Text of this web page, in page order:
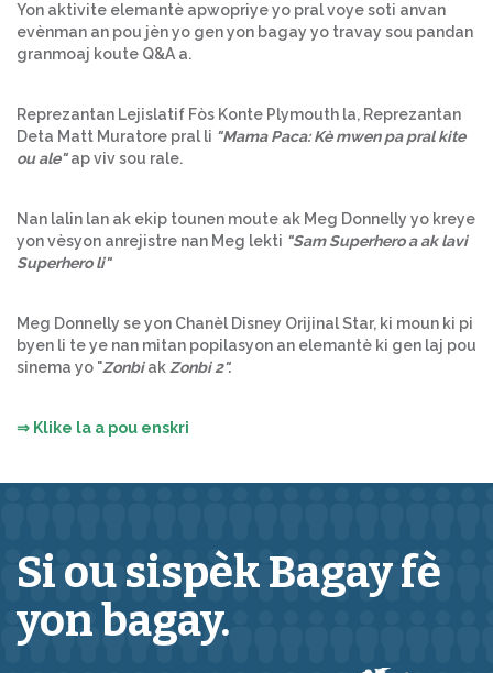
Yon aktivite elemantè apwopriye yo pral voye soti anvan
evènman an pou jèn yo gen yon bagay yo travay sou pandan
granmoaj koute Q&A a.
Reprezantan Lejislatif Fòs Konte Plymouth la, Reprezantan
Deta Matt Muratore pral li "Mama Paca: Kè mwen pa pral kite
ou ale" ap viv sou rale.
Nan lalin lan ak ekip tounen moute ak Meg Donnelly yo kreye
yon vèsyon anrejistre nan Meg lekti "Sam Superhero a ak lavi
Superhero li"
Meg Donnelly se yon Chanèl Disney Orijinal Star, ki moun ki pi
byen li te ye nan mitan popilasyon an elemantè ki gen laj pou
sinema yo "Zonbiak Zonbi 2".
⇒ Klike la a pou enskri
Si ou sispèkBagayfè
yon bagay.